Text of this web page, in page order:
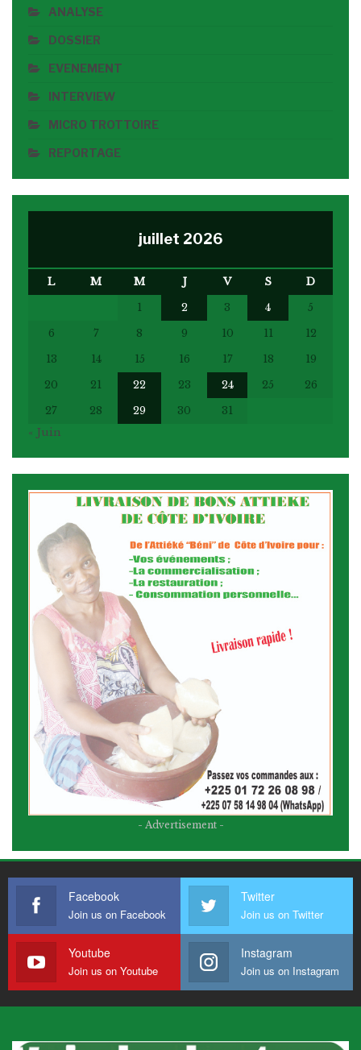
ANALYSE
DOSSIER
EVENEMENT
INTERVIEW
MICRO TROTTOIRE
REPORTAGE
juillet 2026
L M M J V S
D
1
2 3 4
5
6
7 8 9 10 11
12
13
14 15 16 17 18
19
20
21 22 23 24 25
26
27
28 29 30
31
« Juin
- Advertisement -
Facebook
Join us on Facebook
Twitter
Join us on Twitter
Youtube
Join us on Youtube
Instagram
Join us on Instagram